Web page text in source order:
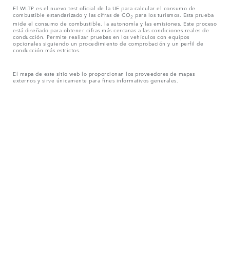
El WLTP es el nuevo test oficial de la UE para calcular el consumo de
combustible estandarizado y las cifras de CO2 para los turismos. Esta prueba
mide el consumo de combustible, la autonomía y las emisiones. Este proceso
está diseñado para obtener cifras más cercanas a las condiciones reales de
conducción. Permite realizar pruebas en los vehículos con equipos
opcionales siguiendo un procedimiento de comprobación y un perfil de
conducción más estrictos.
El mapa de este sitio web lo proporcionan los proveedores de mapas
externos y sirve únicamente para fines informativos generales.